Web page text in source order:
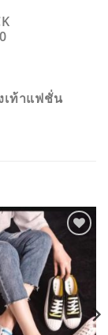
เท้าแฟชั่น
ADD TO
WISHLIST